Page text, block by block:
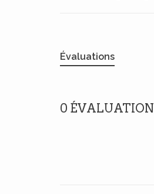
Évaluations
0 ÉVALUATION